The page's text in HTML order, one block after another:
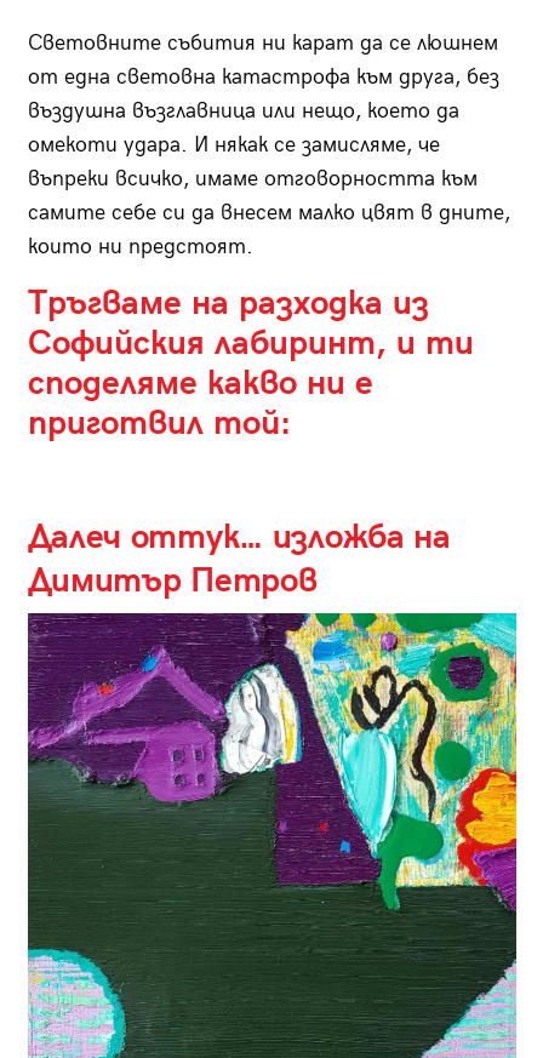
Световните събития ни карат да се люшнем
от една световна катастрофа към друга, без
въздушна възглавница или нещо, което да
омекоти удара. И някак се замисляме, че
въпреки всичко, имаме отговорността към
самите себе си да внесем малко цвят в дните,
които ни предстоят.
Тръгваме на разходка из
Софийския лабиринт, и ти
споделяме какво ни е
приготвил той:
Далеч оттук… изложба на
Димитър Петров